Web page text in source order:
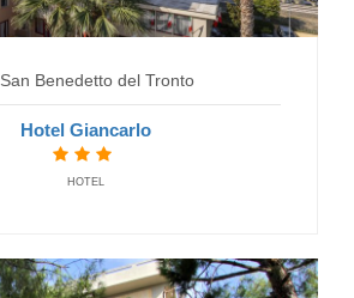
FLATS
San Benedetto del Tronto
Hotel Giancarlo
HOTEL